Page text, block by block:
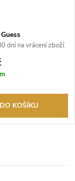
dní na vrácení zboží.
prodejce.
DO KOŠÍKU